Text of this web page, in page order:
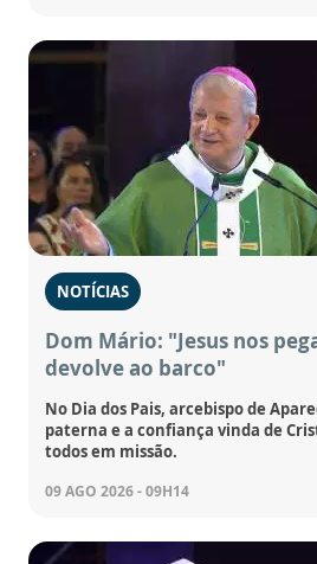
NOTÍCIAS
Dom Mário: "Jesus nos
devolve ao barco"
No Dia dos Pais, arcebispo de
paterna e a confiança vinda de
todos em missão.
09 AGO 2026 - 09H14